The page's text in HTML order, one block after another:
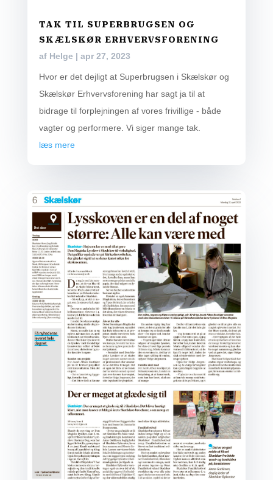
TAK TIL SUPERBRUGSEN OG
SKÆLSKØR ERHVERVSFORENING
af Helge | apr 27, 2023
Hvor er det dejligt at Superbrugsen i Skælskør og
Skælskør Erhvervsforening har sagt ja til at
bidrage til forplejningen af vores frivillige - både
vagter og performere. Vi siger mange tak.
læs mere